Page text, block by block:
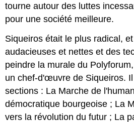
tourne autour des luttes
pour une société meilleure.
Siqueiros était le plus radical,
audacieuses et nettes et des
peindre la murale du
un chef-d'œuvre de Siqueiros.
sections : La Marche de
démocratique bourgeoise ; La
vers la révolution du futur ; La